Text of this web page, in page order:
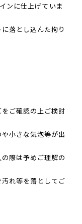
ンに仕上げていま
落とし込んた拘り
ご確認の上ご検討
小さな気泡等が出
際は予めご理解の
れ等を落としてご